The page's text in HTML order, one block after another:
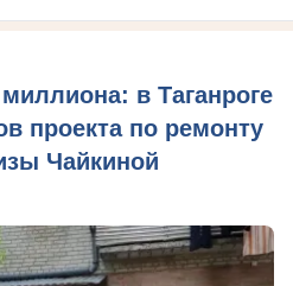
в Таганроге
проекта по ремонту
Чайкиной